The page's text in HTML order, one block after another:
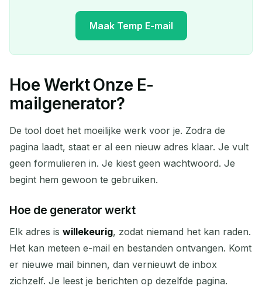
Maak Temp E-mail
Je Tijdelijke E-mailadres:
Kopiëren QR
Verwijder Geselecteerd
Vernieuwen
Volgende vernieuwing in
Hoe Werkt Onze E-
mailgenerator?
De tool doet het moeilijke werk voor je. Zodra de
pagina laadt, staat er al een nieuw adres klaar. Je vult
geen formulieren in. Je kiest geen wachtwoord. Je
begint hem gewoon te gebruiken.
Hoe de generator werkt
Elk adres is willekeurig, zodat niemand het kan raden.
Het kan meteen e-mail en bestanden ontvangen. Komt
er nieuwe mail binnen, dan vernieuwt de inbox
zichzelf. Je leest je berichten op dezelfde pagina.